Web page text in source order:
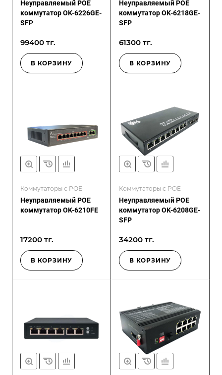
Неуправляемый POE
коммутатор OK-6226GE-
SFP
99400 тг.
В КОРЗИНУ
Неуправляемый POE
коммутатор OK-6218GE-
SFP
61300 тг.
В КОРЗИНУ
Коммутаторы с POE
Неуправляемый POE
коммутатор OK-6210FE
17200 тг.
В КОРЗИНУ
Коммутаторы с POE
Неуправляемый POE
коммутатор OK-6208GE-
SFP
34200 тг.
В КОРЗИНУ